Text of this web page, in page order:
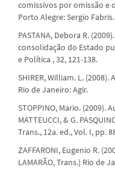
comissivos por omissão e
Porto Alegre: Sergio Fabris.
PASTANA, Debora R.
consolidação do Estado
e Política , 32, 121-138.
SHIRER, William. L.
Rio de Janeiro: Agir.
STOPPINO, Mario. (2009).
MATTEUCCI, & G.
Trans., 12a. ed., Vol. I, pp.
ZAFFARONI, Eugenio R.
LAMARÃO, Trans.) Rio de